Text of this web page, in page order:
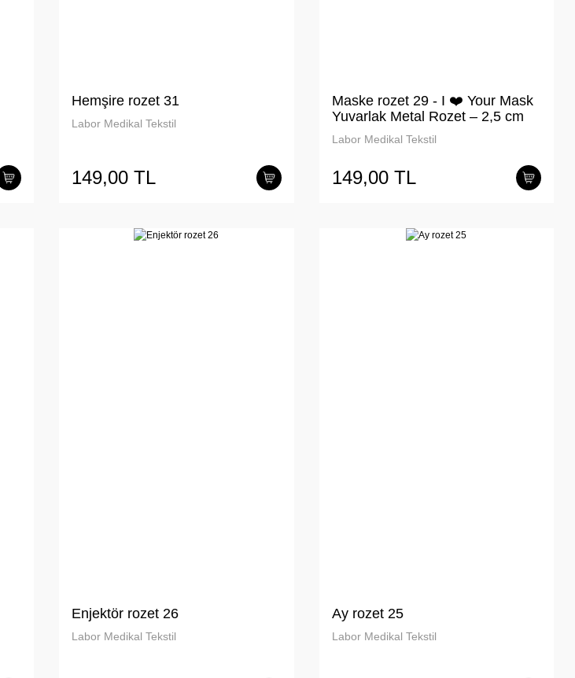
Hemşire rozet 31
Labor Medikal Tekstil
149,00 TL
Maske rozet 29 - I ❤️ Your Mask
Yuvarlak Metal Rozet – 2,5 cm
Labor Medikal Tekstil
149,00 TL
Enjektör rozet 26
Labor Medikal Tekstil
Ay rozet 25
Labor Medikal Tekstil